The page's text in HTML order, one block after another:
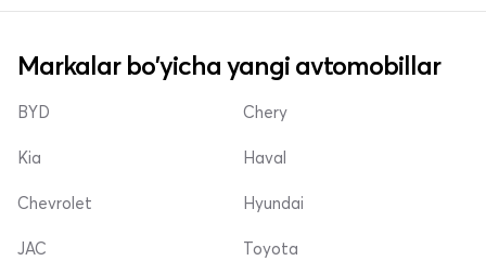
Markalar bo'yicha yangi avtomobillar
BYD
Kia
Chevrolet
Chery
Haval
Hyundai
JAC Toyota